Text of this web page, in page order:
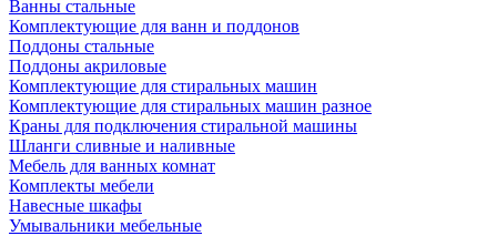
Ванны стальные
Комплектующие для ванн и поддонов
Поддоны стальные
Поддоны акриловые
Комплектующие для стиральных машин
Комплектующие для стиральных машин разное
Краны для подключения стиральной машины
Шланги сливные и наливные
Мебель для ванных комнат
Комплекты мебели
Навесные шкафы
Умывальники мебельные